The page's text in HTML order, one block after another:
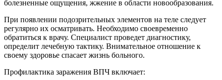
болезненные ощущения, жжение в области новообразования.
При появлении подозрительных элементов на теле следует
регулярно их осматривать. Необходимо своевременно
обратиться к врачу. Специалист проведет диагностику,
определит лечебную тактику. Внимательное отношение к
своему здоровье спасает жизнь больного.
Профилактика заражения ВПЧ включает: